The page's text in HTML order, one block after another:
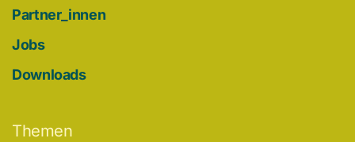
Partner_innen
Jobs
Downloads
Themen